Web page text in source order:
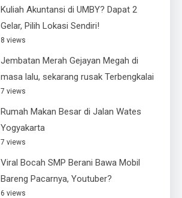
Kuliah Akuntansi di UMBY? Dapat 2
Gelar, Pilih Lokasi Sendiri!
8 views
Jembatan Merah Gejayan Megah di
masa lalu, sekarang rusak Terbengkalai
7 views
Rumah Makan Besar di Jalan Wates
Yogyakarta
7 views
Viral Bocah SMP Berani Bawa Mobil
Bareng Pacarnya, Youtuber?
6 views